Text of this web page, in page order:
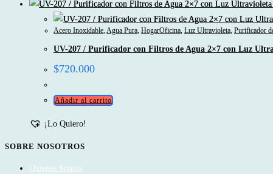
Acero Inoxidable,Agua Pura, HogarOficina, Luz Ultravioleta, Purificador
UV-207 / Purificador con Filtros de Agua 2×7 con Luz
$720.000
Añadir al carrito
¡Lo Quiero!
SOBRE NOSOTROS
Quienes Somos